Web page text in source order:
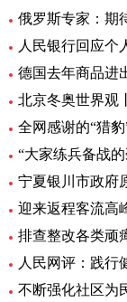
俄罗斯专家：期
人民银行回应个
德国去年商品进
北京冬奥世界观
全网感谢的“猎豹
“大家练兵备战
宁夏银川市政府
迎来返程客流高
人民网评：践行
不断强化社区为